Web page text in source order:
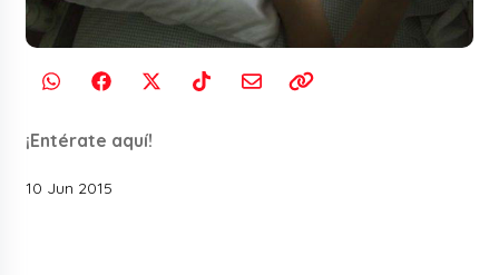
¡Entérate aquí!
10 Jun 2015